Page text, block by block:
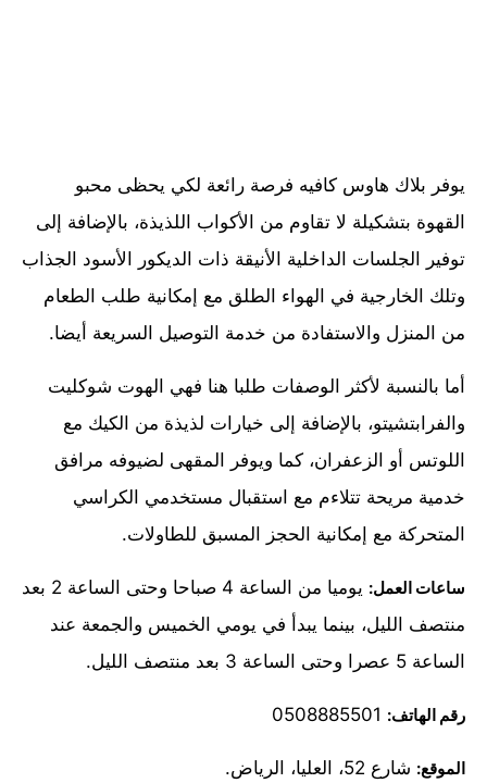
يوفر بلاك هاوس كافيه فرصة رائعة لكي يحظى محبو
القهوة بتشكيلة لا تقاوم من الأكواب اللذيذة، بالإضافة إلى
توفير الجلسات الداخلية الأنيقة ذات الديكور الأسود الجذاب
وتلك الخارجية في الهواء الطلق مع إمكانية طلب الطعام
من المنزل والاستفادة من خدمة التوصيل السريعة أيضا.
أما بالنسبة لأكثر الوصفات طلبا هنا فهي الهوت شوكليت
والفرابتشيتو، بالإضافة إلى خيارات لذيذة من الكيك مع
اللوتس أو الزعفران، كما ويوفر المقهى لضيوفه مرافق
خدمية مريحة تتلاءم مع استقبال مستخدمي الكراسي
المتحركة مع إمكانية الحجز المسبق للطاولات.
ساعات العمل:
يوميا من الساعة 4 صباحا وحتى الساعة 2 بعد
منتصف الليل، بينما يبدأ في يومي الخميس والجمعة عند
الساعة 5 عصرا وحتى الساعة 3 بعد منتصف الليل.
رقم الهاتف:
الموقع: شارع 52، العليا، الرياض.